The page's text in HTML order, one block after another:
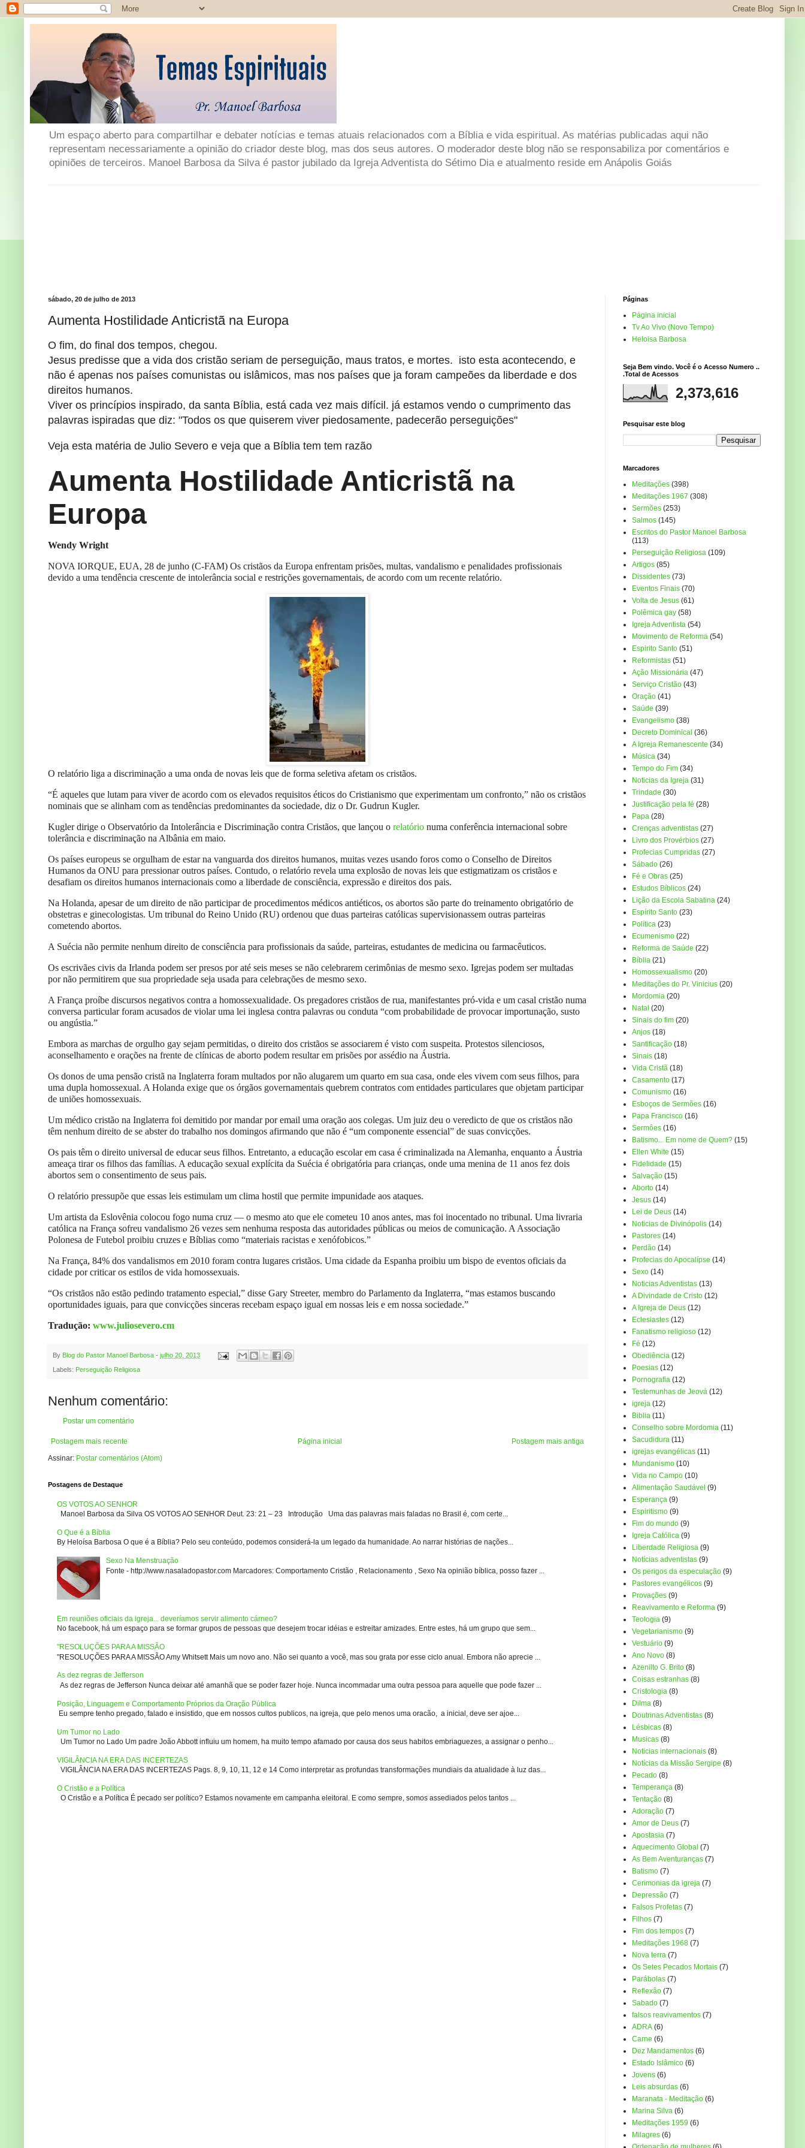
Um espaço aberto para compartilhar e debater notícias e temas atuais relacionados com a Bíblia e vida espiritual. As matérias publicadas aqui não
representam necessariamente a opinião do criador deste blog, mas dos seus autores. O moderador deste blog não se responsabiliza por comentários e
opiniões de terceiros. Manoel Barbosa da Silva é pastor jubilado da Igreja Adventista do Sétimo Dia e atualmento reside em Anápolis Goiás
sábado, 20 de julho de 2013
Aumenta Hostilidade Anticristã na Europa
O fim, do final dos tempos, chegou.
Jesus predisse que a vida dos cristão seriam de perseguição, maus tratos, e mortes. isto esta acontecendo, e
não é apenas nos países comunistas ou islâmicos, mas nos países que ja foram campeões da liberdade e dos
direitos humanos.
Viver os princípios inspirado, da santa Bíblia, está cada vez mais difícil. já estamos vendo o cumprimento das
palavras ispiradas que diz: "Todos os que quiserem viver piedosamente, padecerão perseguições"
Veja esta matéria de Julio Severo e veja que a Bíblia tem tem razão
Aumenta Hostilidade Anticristã na
Europa
Wendy Wright
NOVA IORQUE, EUA, 28 de junho (C-FAM) Os cristãos da Europa enfrentam prisões, multas, vandalismo e penalidades profissionais
devido a uma tendência crescente de intolerância social e restrições governamentais, de acordo com um recente relatório.
O relatório liga a discriminação a uma onda de novas leis que de forma seletiva afetam os cristãos.
“É aqueles que lutam para viver de acordo com os elevados requisitos éticos do Cristianismo que experimentam um confronto,” não os cristãos
nominais que se alinham com as tendências predominantes da sociedade, diz o Dr. Gudrun Kugler.
Kugler dirige o Observatório da Intolerância e Discriminação contra Cristãos, que lançou o relatório numa conferência internacional sobre
tolerância e discriminação na Albânia em maio.
Os países europeus se orgulham de estar na vanguarda dos direitos humanos, muitas vezes usando foros como o Conselho de Direitos
Humanos da ONU para pressionar outros países. Contudo, o relatório revela uma explosão de novas leis que estigmatizam os cristãos e
desafiam os direitos humanos internacionais como a liberdade de consciência, expressão e direitos dos pais.
Na Holanda, apesar de um direito de não participar de procedimentos médicos antiéticos, os abortos são parte do treinamento obrigatório de
obstetras e ginecologistas. Um tribunal do Reino Unido (RU) ordenou que duas parteiras católicas supervisionassem outras parteiras
cometendo abortos.
A Suécia não permite nenhum direito de consciência para profissionais da saúde, parteiras, estudantes de medicina ou farmacêuticos.
Os escrivães civis da Irlanda podem ser presos por até seis meses se não celebrarem cerimônias de mesmo sexo. Igrejas podem ser multadas
por não permitirem que sua propriedade seja usada para celebrações de mesmo sexo.
A França proíbe discursos negativos contra a homossexualidade. Os pregadores cristãos de rua, manifestantes pró-vida e um casal cristão numa
conversa particular foram acusados de violar uma lei inglesa contra palavras ou conduta “com probabilidade de provocar importunação, susto
ou angústia.”
Embora as marchas de orgulho gay sejam permitidas, o direito dos cristãos se associarem é visto com suspeita. Protestos silenciosos,
aconselhamento e orações na frente de clínicas de aborto podem resultar em prisões por assédio na Áustria.
Os donos de uma pensão cristã na Inglaterra foram multados por não alugarem um quarto em sua casa, onde eles vivem com seus filhos, para
uma dupla homossexual. A Holanda exige que os órgãos governamentais quebrem contratos com entidades particulares que objetam participar
de uniões homossexuais.
Um médico cristão na Inglaterra foi demitido por mandar por email uma oração aos colegas. Um juiz deu o veredicto de que os cristãos não
têm nenhum direito de se abster do trabalho nos domingos afirmando que não é “um componente essencial” de suas convicções.
Os pais têm o direito universal de educar seus filhos. Entretanto, a educação escolar em casa é criminalizada na Alemanha, enquanto a Áustria
ameaça tirar os filhos das famílias. A educação sexual explícita da Suécia é obrigatória para crianças, onde uma menina de 11 anos fez dois
abortos sem o consentimento de seus pais.
O relatório pressupõe que essas leis estimulam um clima hostil que permite impunidade aos ataques.
Um artista da Eslovênia colocou fogo numa cruz — o mesmo ato que ele cometeu 10 anos antes, mas foi inocentado no tribunal. Uma livraria
católica na França sofreu vandalismo 26 vezes sem nenhuma resposta das autoridades públicas ou meios de comunicação. A Associação
Polonesa de Futebol proibiu cruzes e Bíblias como “materiais racistas e xenófobicos.”
Na França, 84% dos vandalismos em 2010 foram contra lugares cristãos. Uma cidade da Espanha proibiu um bispo de eventos oficiais da
cidade por criticar os estilos de vida homossexuais.
“Os cristãos não estão pedindo tratamento especial,” disse Gary Streeter, membro do Parlamento da Inglaterra, “mas estamos buscando
oportunidades iguais, para que convicções sinceras recebam espaço igual em nossas leis e em nossa sociedade.”
Tradução: www.juliosevero.cm
By Blog do Pastor Manoel Barbosa - julho 20, 2013
Labels: Perseguição Religiosa
Nenhum comentário:
Postar um comentário
Postagem mais recente Postagem mais antiga
Página inicial
Assinar: Postar comentários (Atom)
Postagens de Destaque
OS VOTOS AO SENHOR
Manoel Barbosa da Silva OS VOTOS AO SENHOR Deut. 23: 21 – 23 Introdução Uma das palavras mais faladas no Brasil é, com certe...
O Que é a Bíblia
By Heloísa Barbosa O que é a Bíblia? Pelo seu conteúdo, podemos considerá-la um legado da humanidade. Ao narrar histórias de nações...
Sexo Na Menstruação
Fonte - http://www.nasaladopastor.com Marcadores: Comportamento Cristão , Relacionamento , Sexo Na opinião bíblica, posso fazer ...
Em reuniões oficiais da igreja... deveríamos servir alimento cárneo?
No facebook, há um espaço para se formar grupos de pessoas que desejem trocar idéias e estreitar amizades. Entre estes, há um grupo que sem...
"RESOLUÇÕES PARA A MISSÃO
"RESOLUÇÕES PARA A MISSÃO Amy Whitsett Mais um novo ano. Não sei quanto a você, mas sou grata por esse ciclo anual. Embora não aprecie ...
As dez regras de Jefferson
As dez regras de Jefferson Nunca deixar até amanhã que se poder fazer hoje. Nunca incommadar uma outra pessoa para aquelle que pode fazer ...
Posição, Linguagem e Comportamento Próprios da Oração Pública
Eu sempre tenho pregado, falado e insistido, que em nossos cultos publicos, na igreja, que pelo menos uma oracão, a inicial, deve ser ajoe...
Um Tumor no Lado
Um Tumor no Lado Um padre João Abbott influiu um homem, ha muito tempo afamado por causa dos seus habitos embriaguezes, a assignar o penho...
VIGILÂNCIA NA ERA DAS INCERTEZAS
VIGILÂNCIA NA ERA DAS INCERTEZAS Pags. 8, 9, 10, 11, 12 e 14 Como interpretar as profundas transformações mundiais da atualidade à luz das...
O Cristão e a Política
O Cristão e a Política É pecado ser político? Estamos novamente em campanha eleitoral. E como sempre, somos assediados pelos tantos ...
Páginas
Página inicial
Tv Ao Vivo (Novo Tempo)
Heloisa Barbosa
Seja Bem vindo. Você é o Acesso Numero ..
.Total de Acessos
2,373,616
Pesquisar este blog
Marcadores
Meditações (398)
Meditações 1967 (308)
Sermões (253)
Salmos (145)
Escritos do Pastor Manoel Barbosa
(113)
Perseguição Religiosa (109)
Artigos (85)
Dissidentes (73)
Eventos Finais (70)
Volta de Jesus (61)
Polêmica gay (58)
Igreja Adventista (54)
Movimento de Reforma (54)
Espirito Santo (51)
Reformistas (51)
Ação Missionária (47)
Serviço Cristão (43)
Oração (41)
Saúde (39)
Evangelismo (38)
Decreto Dominical (36)
A Igreja Remanescente (34)
Música (34)
Tempo do Fim (34)
Noticias da Igreja (31)
Trindade (30)
Justificação pela fé (28)
Papa (28)
Crenças adventistas (27)
Livro dos Provérbios (27)
Profecias Cumpridas (27)
Sábado (26)
Fé e Obras (25)
Estudos Bíblicos (24)
Lição da Escola Sabatina (24)
Espírito Santo (23)
Política (23)
Ecumenismo (22)
Reforma de Saúde (22)
Bíblia (21)
Homossexualismo (20)
Meditações do Pr. Vinicius (20)
Mordomia (20)
Natal (20)
Sinais do fim (20)
Anjos (18)
Santificação (18)
Sinais (18)
Vida Cristã (18)
Casamento (17)
Comunismo (16)
Esboços de Sermões (16)
Papa Francisco (16)
Sermôes (16)
Batismo... Em nome de Quem? (15)
Ellen White (15)
Fidelidade (15)
Salvação (15)
Aborto (14)
Jesus (14)
Lei de Deus (14)
Noticias de Divinópolis (14)
Pastores (14)
Perdão (14)
Profecias do Apocalípse (14)
Sexo (14)
Noticias Adventistas (13)
A Divindade de Cristo (12)
A Igreja de Deus (12)
Eclesiastes (12)
Fanatismo religioso (12)
Fé (12)
Obediência (12)
Poesias (12)
Pornografia (12)
Testemunhas de Jeová (12)
igreja (12)
Biblia (11)
Conselho sobre Mordomia (11)
Sacudidura (11)
igrejas evangélicas (11)
Mundanismo (10)
Vida no Campo (10)
Alimentação Saudável (9)
Esperança (9)
Espiritismo (9)
Fim do mundo (9)
Igreja Católica (9)
Liberdade Religiosa (9)
Notícias adventistas (9)
Os perigos da especulação (9)
Pastores evangélicos (9)
Provações (9)
Reavivamento e Reforma (9)
Teologia (9)
Vegetarianismo (9)
Vestuário (9)
Ano Novo (8)
Azenilto G. Brito (8)
Coisas estranhas (8)
Cristologia (8)
Dilma (8)
Doutrinas Adventistas (8)
Lésbicas (8)
Musicas (8)
Noticias internacionais (8)
Notícias da Missão Sergipe (8)
Pecado (8)
Temperança (8)
Tentação (8)
Adoração (7)
Amor de Deus (7)
Apostasia (7)
Aquecimento Global (7)
As Bem Aventuranças (7)
Batismo (7)
Cerimonias da igreja (7)
Depressão (7)
Falsos Profetas (7)
Filhos (7)
Fim dos tempos (7)
Meditações 1968 (7)
Nova terra (7)
Os Setes Pecados Mortais (7)
Parábolas (7)
Reflexão (7)
Sabado (7)
falsos reavivamentos (7)
ADRA (6)
Carne (6)
Dez Mandamentos (6)
Estado Islâmico (6)
Jovens (6)
Leis absurdas (6)
Maranata - Meditação (6)
Marina Silva (6)
Meditações 1959 (6)
Milagres (6)